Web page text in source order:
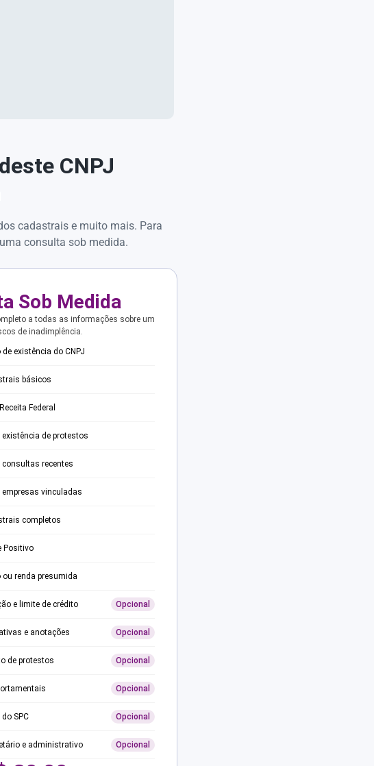
CNPJ
cadastrais e muito mais. Para
consulta sob medida.
Sob Medida
a todas as informações sobre um
de inadimplência.
existência do CNPJ
básicos
Federal
de protestos
consultas recentes
empresas vinculadas
completos
Positivo
renda presumida
e limite de crédito Opcional
e anotações Opcional
de protestos Opcional
Opcional
SPC Opcional
e administrativo Opcional